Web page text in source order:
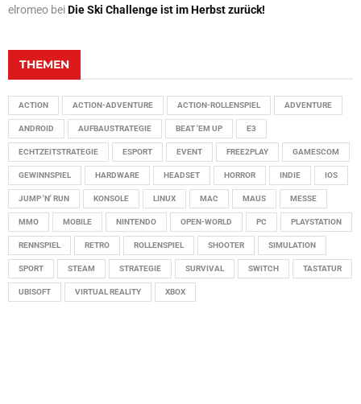
elromeo beiDie Ski Challenge ist im Herbst zurück!
THEMEN
ACTION ACTION-ADVENTURE ACTION-ROLLENSPIEL ADVENTURE
ANDROID AUFBAUSTRATEGIE BEAT 'EM UP E3
ECHTZEITSTRATEGIE ESPORT EVENT FREE2PLAY GAMESCOM
GEWINNSPIEL HARDWARE HEADSET HORROR INDIE IOS
JUMP 'N' RUN KONSOLE LINUX MAC MAUS MESSE
MMO MOBILE NINTENDO OPEN-WORLD PC PLAYSTATION
RENNSPIEL RETRO ROLLENSPIEL SHOOTER SIMULATION
SPORT STEAM STRATEGIE SURVIVAL SWITCH TASTATUR
UBISOFT VIRTUAL REALITY XBOX